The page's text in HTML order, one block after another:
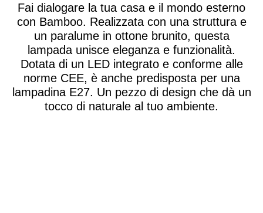
Fai dialogare la tua casa e il mondo esterno
con Bamboo. Realizzata con una struttura e
un paralume in ottone brunito, questa
lampada unisce eleganza e funzionalità.
Dotata di un LED integrato e conforme alle
norme CEE, è anche predisposta per una
lampadina E27. Un pezzo di design che dà un
tocco di naturale al tuo ambiente.